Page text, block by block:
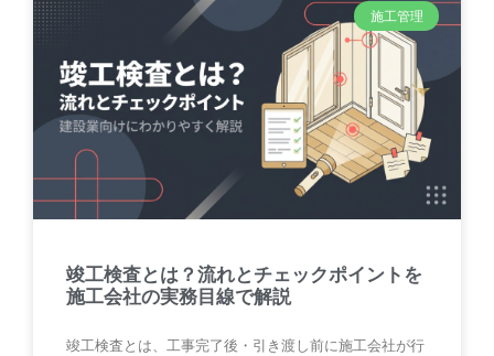
施工管理
竣工検査とは？流れとチェックポイントを
施工会社の実務目線で解説
竣工検査とは、工事完了後・引き渡し前に施工会社が行